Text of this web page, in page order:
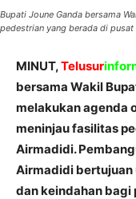
Bupati Joune Ganda bersama
pedestrian yang berada di
MINUT,Telusur
bersama Wakil
melakukan agenda
meninjau fasilitas
Airmadidi.
Airmadidi bertujuan
dan keindahan bagi